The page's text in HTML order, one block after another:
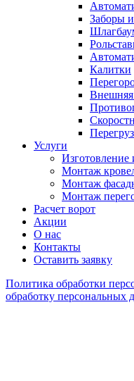
Заборы
Калитки
Внешняя
Услуги
Изготовление
Монтаж
Монтаж
Монтаж
Расчет ворот
Акции
О нас
Контакты
Оставить заявку
Политика обработки
обработку персональных